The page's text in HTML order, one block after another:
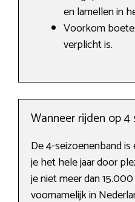
en lamellen in
Voorkom
verplicht is.
Wanneer rijden op
De 4-seizoenenband
je het hele jaar door
je niet meer dan
voornamelijk in